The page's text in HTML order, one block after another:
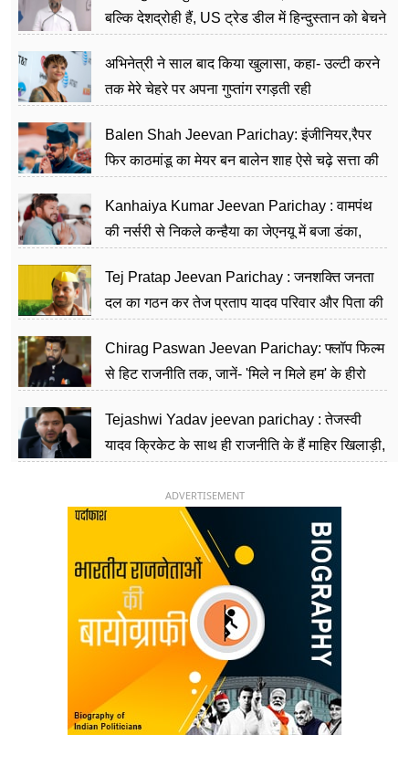
बल्कि देशद्रोही हैं, US ट्रेड डील में हिन्दुस्तान को बेचने
अभिनेत्री ने साल बाद किया खुलासा, कहा- उल्टी करने
तक मेरे चेहरे पर अपना गुप्तांग रगड़ती रही
Balen Shah Jeevan Parichay: इंजीनियर,रैपर
फिर काठमांडू का मेयर बन बालेन शाह ऐसे चढ़े सत्ता की
Kanhaiya Kumar Jeevan Parichay : वामपंथ
की नर्सरी से निकले कन्हैया का जेएनयू में बजा डंका,
Tej Pratap Jeevan Parichay : जनशक्ति जनता
दल का गठन कर तेज प्रताप यादव परिवार और पिता की
Chirag Paswan Jeevan Parichay: फ्लॉप फिल्म
से हिट राजनीति तक, जानें- 'मिले न मिले हम' के हीरो
Tejashwi Yadav jeevan parichay : तेजस्वी
यादव क्रिकेट के साथ ही राजनीति के हैं माहिर खिलाड़ी,
ADVERTISEMENT